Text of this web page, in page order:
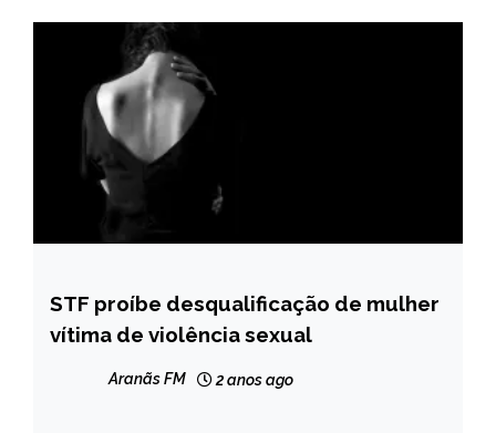
BRASIL
NOTÍCIAS
STF proíbe desqualificação de mulher
vítima de violência sexual
Aranãs FM 2 anos ago